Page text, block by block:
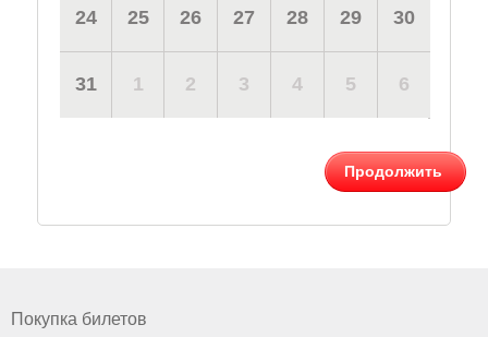
24 25 26 27 28 29 30
31 1 2 3 4 5 6
Продолжить
Покупка билетов